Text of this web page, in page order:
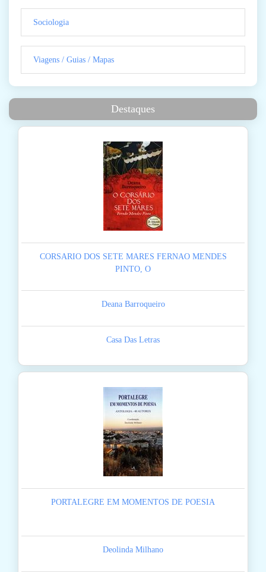
Sociologia
Viagens / Guias / Mapas
Destaques
CORSARIO DOS SETE MARES FERNAO MENDES
PINTO, O
Deana Barroqueiro
Casa Das Letras
PORTALEGRE EM MOMENTOS DE POESIA
Deolinda Milhano